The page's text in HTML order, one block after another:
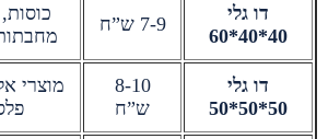
דו גלי
40*40*60
7-9 ש”ח
דו גלי
50*50*50
8-10
ש”ח
מוצרי